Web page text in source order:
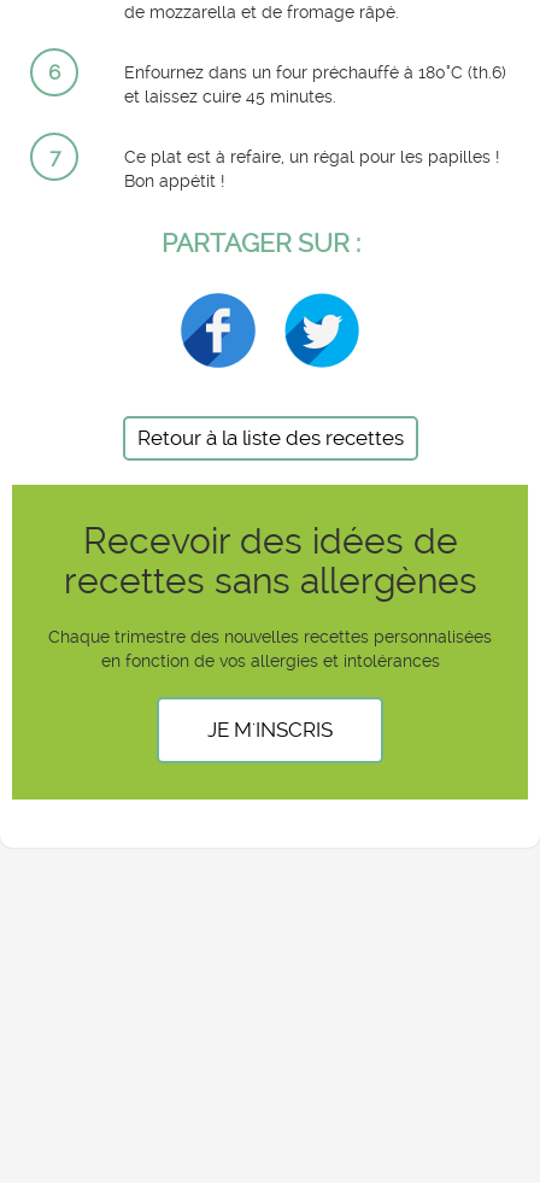
de mozzarella et de fromage râpé.
6
Enfournez dans un four préchauffé à 180°C (th.6)
et laissez cuire 45 minutes.
7
Ce plat est à refaire, un régal pour les papilles !
Bon appétit !
PARTAGER SUR :
Retour à la liste des recettes
Recevoir des idées de
recettes sans allergènes
Chaque trimestre des nouvelles recettes personnalisées
en fonction de vos allergies et intolérances
JE M'INSCRIS